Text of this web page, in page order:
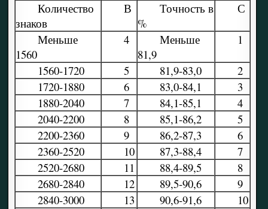
Количество
знаков
В
Точность в
%
С
Меньше
1560
4
Меньше
81,9
1
1560-1720 5 81,9-83,0
2
1720-1880
6 83,0-84,1
3
1880-2040
7 84,1-85,1
4
2040-2200
8 85,1-86,2
5
2200-2360
9 86,2-87,3
6
2360-2520
10 87,3-88,4
7
2520-2680
11 88,4-89,5
8
2680-2840
12 89,5-90,6
9
2840-3000
13 90,6-91,6
10